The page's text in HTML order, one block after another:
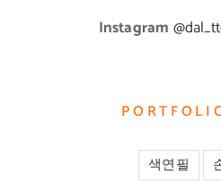
Instagram
색연필